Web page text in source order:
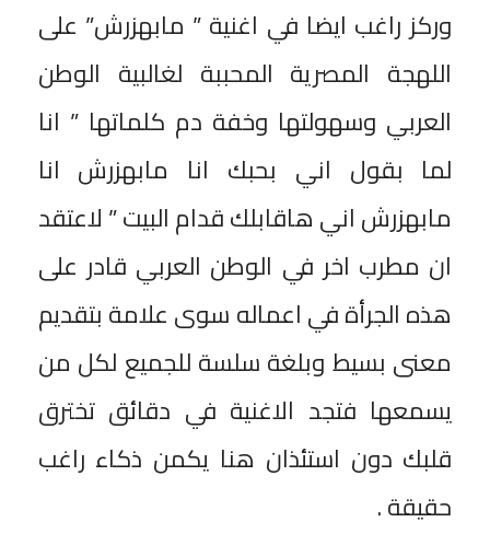
وركز راغب ايضا في اغنية ” مابهزرش” على
اللهجة المصرية المحببة لغالبية الوطن
العربي وسهولتها وخفة دم كلماتها ” انا
لما بقول اني بحبك انا مابهزرش انا
مابهزرش اني هاقابلك قدام البيت ” لاعتقد
ان مطرب اخر في الوطن العربي قادر على
هذه الجرأة في اعماله سوى علامة بتقديم
معنى بسيط وبلغة سلسة للجميع لكل من
يسمعها فتجد الاغنية في دقائق تخترق
قلبك دون استئذان هنا يكمن ذكاء راغب
حقيقة .